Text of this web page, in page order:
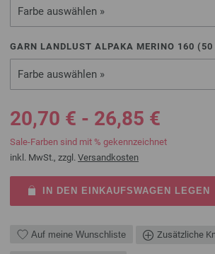
Farbe auswählen »
GARN LANDLUST ALPAKA MERINO 160 ( 50
Farbe auswählen »
20,70 € - 26,85 €
Sale-Farben sind mit % gekennzeichnet
inkl. MwSt., zzgl. Versandkosten
IN DEN EINKAUFSWAGEN LEGEN
Auf meine Wunschliste Zusätzliche